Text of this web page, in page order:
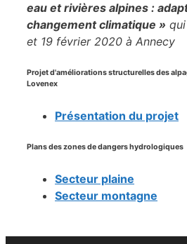
eau et rivières alpines :
changement climatique » qui
et 19 février 2020 à Annecy
Projet d'améliorations structurelles des
Lovenex
Présentation du projet
Plans des zones de dangers hydrologiques
Secteur plaine
Secteur montagne